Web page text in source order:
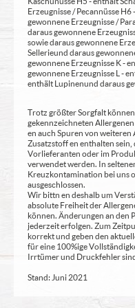
Erzeugnisse / Pecannüsse
gewonnene Erzeugnisse /
daraus gewonnene
sowie daraus gewonnene
Sellerie und daraus
gewonnene Erzeugnisse K -
gewonnene Erzeugnisse L -
enthält Lupinen und daraus
Trotz größter Sorgfalt
gekennzeichneten
en auch Spuren von
Zusatzstoff en enthalten
Vorlieferanten oder im
verwendet werden. In
Kreuzkontamination bei uns
ausgeschlossen.
Wir bittn en deshalb um
absolute Freiheit der
können. Änderungen an den
jederzeit erfolgen. Zum
korrekt und geben den
für eine 100%ige
Irrtümer und Druckfehler
Stand: Juni 2021